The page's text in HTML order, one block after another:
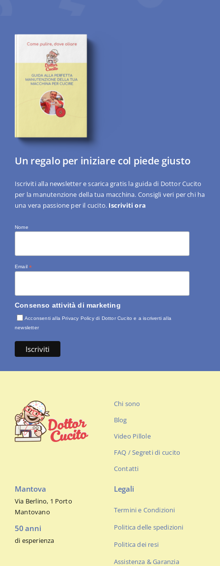
Un regalo per iniziare col piede giusto
Iscriviti alla newsletter e scarica gratis la guida di Dottor Cucito
per la manutenzione della tua macchina. Consigli veri per chi ha
una vera passione per il cucito. Iscriviti ora
Nome
Email*
Consenso attività di marketing
Acconsenti alla Privacy Policy di Dottor Cucito e a iscriverti alla
newsletter
Chi sono
Blog
Video Pillole
FAQ / Segreti di cucito
Contatti
Mantova
Via Berlino, 1 Porto
Mantovano
50 anni
di esperienza
Legali
Termini e Condizioni
Politica delle spedizioni
Politica dei resi
Assistenza & Garanzia